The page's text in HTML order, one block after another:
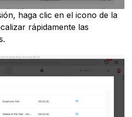
haga clic en el icono de la
rápidamente las